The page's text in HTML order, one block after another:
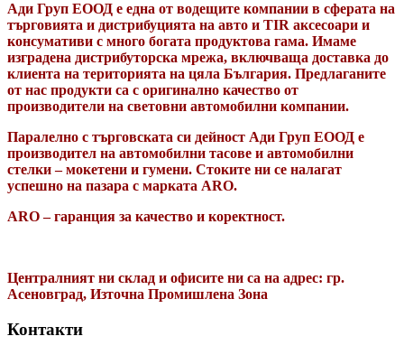
Ади Груп ЕООД е една от водещите компании в сферата на
търговията и дистрибуцията на авто и TIR аксесоари и
консумативи с много богата продуктова гама. Имаме
изградена дистрибуторска мрежа, включваща доставка до
клиента на територията на цяла България. Предлаганите
от нас продукти са с оригинално качество от
производители на световни автомобилни компании.
Паралелно с търговската си дейност Ади Груп ЕООД е
производител на автомобилни тасове и автомобилни
стелки – мокетени и гумени. Стоките ни се налагат
успешно на пазара с марката ARO.
ARO – гаранция за качество и коректност.
Централният ни склад и офисите ни са на адрес: гр.
Асеновград, Източна Промишлена Зона
Контакти